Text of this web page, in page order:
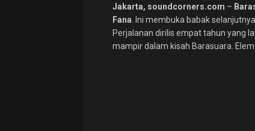
Jakarta, soundcorners.com –
Fana . Ini membuka babak
Perjalanan dirilis empat tahun yang
mampir dalam kisah Barasuara.